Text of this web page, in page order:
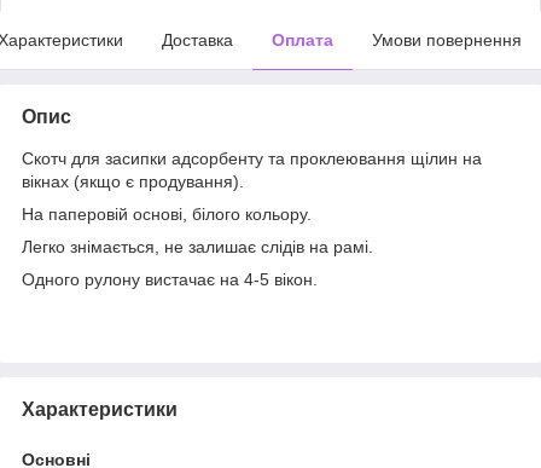
Доставка Оплата Умови повернення
Опис
Скотч для засипки адсорбенту та проклеювання щілин на
вікнах (якщо є продування).
На паперовій основі, білого кольору.
Легко знімається, не залишає слідів на рамі.
Одного рулону вистачає на 4-5 вікон.
Характеристики
Основні